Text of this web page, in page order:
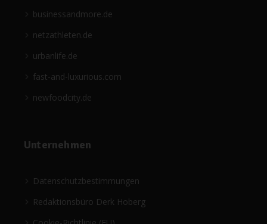
businessandmore.de
netzathleten.de
urbanlife.de
fast-and-luxurious.com
newfoodcity.de
Unternehmen
Datenschutzbestimmungen
Redaktionsbüro Derk Hoberg